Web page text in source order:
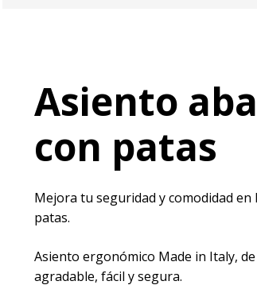
Asiento
con patas
Mejora tu seguridad y comodidad en
patas.
Asiento ergonómico Made in Italy,
agradable, fácil y segura.